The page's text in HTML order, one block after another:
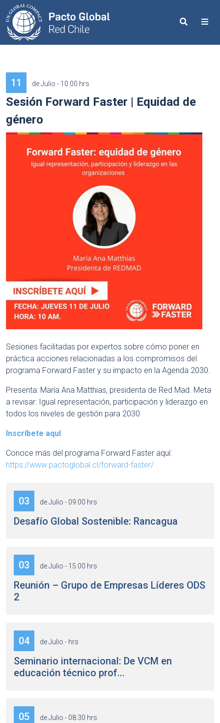
Search
11 de Julio - 10:00 hrs
Sesión Forward Faster | Equidad de
género
Sesiones facilitadas por expertos sobre cómo poner en
práctica acciones relacionadas a los compromisos del
programa Forward Faster y su impacto en la Agenda 2030.
Presenta: María Ana Matthias, presidenta de Red Mad. Meta
a revisar: Igual representación, participación y liderazgo en
todos los niveles de gestión para 2030
Inscríbete aquí
Conoce más del programa Forward Faster aquí:
https://www.pactoglobal.cl/forward-faster/
03 de Julio - 09:00 hrs
Desafío Global Sostenible: Rancagua
03 de Julio - 15:00 hrs
Reunión – Grupo de Empresas Líderes ODS
2
04 de Julio - hrs
Seminario internacional: De VCM en
educación técnico prof...
05 de Julio - 08:30 hrs